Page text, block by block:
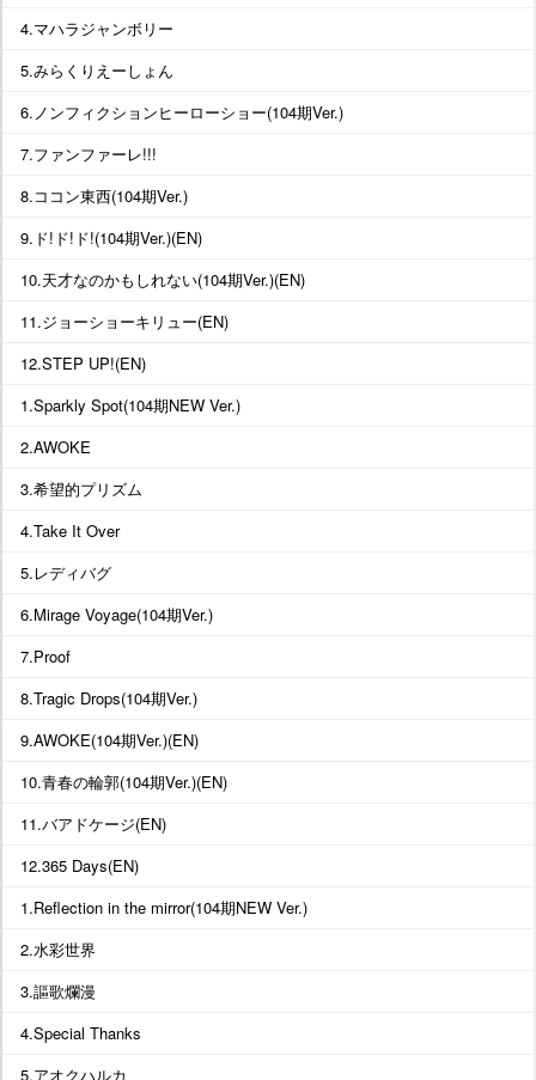
4.マハラジャンボリー
5.みらくりえーしょん
6.ノンフィクションヒーローショー(104期Ver.)
7.ファンファーレ!!!
8.ココン東西(104期Ver.)
9.ド!ド!ド!(104期Ver.)(EN)
10.天才なのかもしれない(104期Ver.)(EN)
11.ジョーショーキリュー(EN)
12.STEP UP!(EN)
1.Sparkly Spot(104期NEW Ver.)
2.AWOKE
3.希望的プリズム
4.Take It Over
5.レディバグ
6.Mirage Voyage(104期Ver.)
7.Proof
8.Tragic Drops(104期Ver.)
9.AWOKE(104期Ver.)(EN)
10.青春の輪郭(104期Ver.)(EN)
11.バアドケージ(EN)
12.365 Days(EN)
1.Reflection in the mirror(104期NEW Ver.)
2.水彩世界
3.謳歌爛漫
4.Special Thanks
5.アオクハルカ